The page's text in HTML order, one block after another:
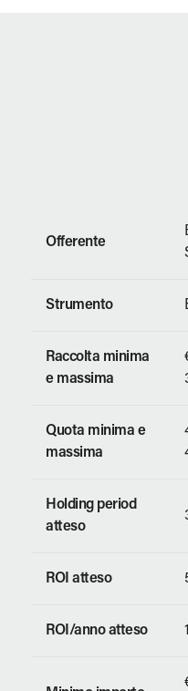
Offerente
Strumento
Raccolta minima
e massima
Quota minima e
massima
Holding period
atteso
ROI atteso
ROI/anno atteso